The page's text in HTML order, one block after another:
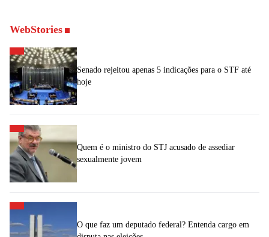
WebStories
Senado rejeitou apenas 5 indicações para o STF até
hoje
Quem é o ministro do STJ acusado de assediar
sexualmente jovem
O que faz um deputado federal? Entenda cargo em